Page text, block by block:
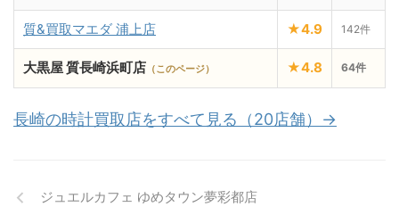
質&買取マエダ 浦上店 ★4.9 142件
大黒屋 質長崎浜町店 （このページ） ★4.8 64件
長崎の時計買取店をすべて見る（20店舗）→
ジュエルカフェ ゆめタウン夢彩都店